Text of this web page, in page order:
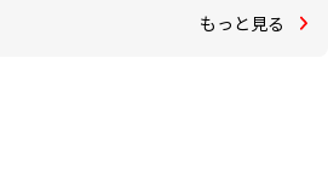
もっと見る